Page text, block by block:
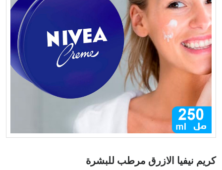
كريم نيفيا الازرق مرطب للبشرة